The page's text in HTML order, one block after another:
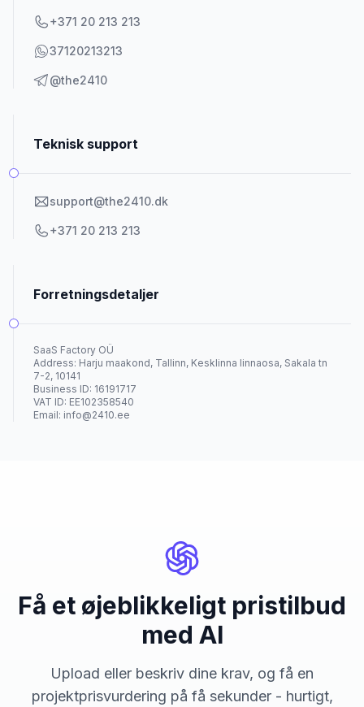
+371 20 213 213
37120213213
@the2410
Teknisk support
support@the2410.dk
+371 20 213 213
Forretningsdetaljer
SaaS Factory OÜ
Address: Harju maakond, Tallinn, Kesklinna linnaosa, Sakala tn
7-2, 10141
Business ID: 16191717
VAT ID: EE102358540
Email: info@2410.ee
Få et øjeblikkeligt pristilbud
med AI
Upload eller beskriv dine krav, og få en
projektprisvurdering på få sekunder - hurtigt,